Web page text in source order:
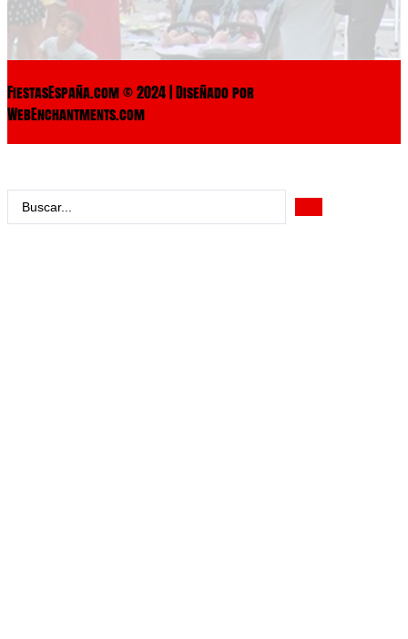
FiestasEspaña.com © 2024 | Diseñado por
WebEnchantments.com